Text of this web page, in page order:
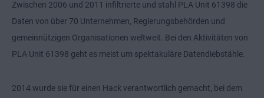
Zwischen 2006 und 2011 infiltrierte und stahl PLA Unit 61398 die
Daten von über 70 Unternehmen, Regierungsbehörden und
gemeinnützigen Organisationen weltweit. Bei den Aktivitäten von
PLA Unit 61398 geht es meist um spektakuläre Datendiebstähle.
2014 wurde sie für einen Hack verantwortlich gemacht, bei dem